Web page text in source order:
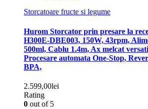
Storcatoare fructe si legume
Hurom Storcator prin presare la
H300E-DBE003, 150W, 43rpm,
500ml, Cablu 1.4m, Ax melcat
Procesare automata One-Stop,
BPA,
2.599,00lei
Rating
0 out of 5